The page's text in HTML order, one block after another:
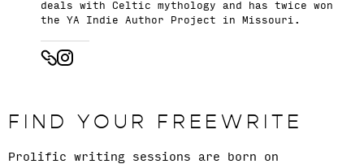
deals with Celtic mythology and has twice won
the YA Indie Author Project in Missouri.
FIND YOUR FREEWRITE
Prolific writing sessions are born on